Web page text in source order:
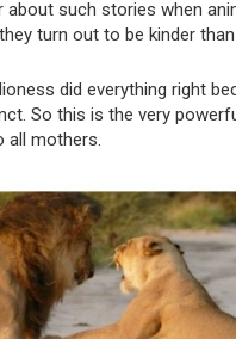
about such stories when
turn out to be kinder
did everything right
So this is the very
all mothers.